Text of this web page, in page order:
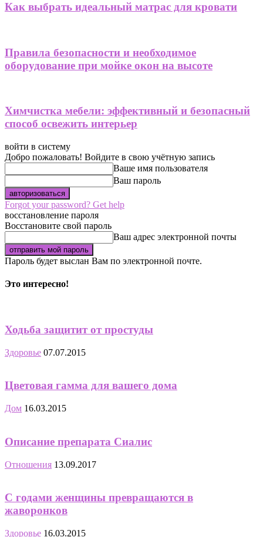
Как выбрать идеальный матрас для кровати
Правила безопасности и необходимое
оборудование при мойке окон на высоте
Химчистка мебели: эффективный и безопасный
способ освежить интерьер
войти в систему
Добро пожаловать! Войдите в свою учётную запись
Ваше имя пользователя
Ваш пароль
Forgot your password? Get help
восстановление пароля
Восстановите свой пароль
Ваш адрес электронной почты
Пароль будет выслан Вам по электронной почте.
Это интересно!
Ходьба защитит от простуды
Здоровье 07.07.2015
Цветовая гамма для вашего дома
Дом 16.03.2015
Описание препарата Сиалис
Отношения 13.09.2017
С годами женщины превращаются в
жаворонков
Здоровье 16.03.2015